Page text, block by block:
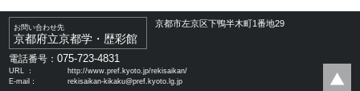
お問い合わせ先
京都府立京都学・歴彩館
京都市左京区下鴨半木町1番地29
電話番号：075-723-4831
URL ：
http://www.pref.kyoto.jp/rekisaikan/
E-mail：
rekisaikan-kikaku@pref.kyoto.lg.jp